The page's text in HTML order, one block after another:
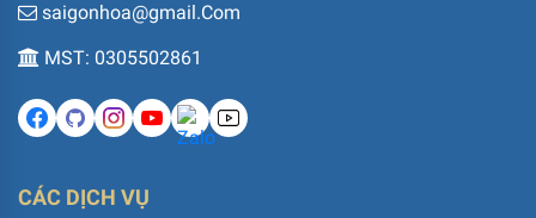
saigonhoa@gmail.Com
MST: 0305502861
CÁC DỊCH VỤ